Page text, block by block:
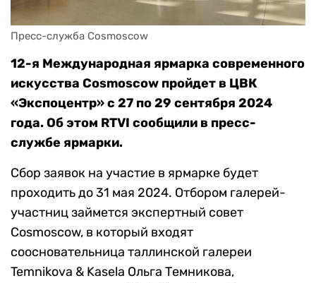
Пресс-служба Cosmoscow
12-я Международная ярмарка современного
искусства Cosmoscow пройдет в ЦВК
«Экспоцентр» с 27 по 29 сентября 2024
года. Об этом RTVI сообщили в пресс-
службе ярмарки.
Сбор заявок на участие в ярмарке будет
проходить до 31 мая 2024. Отбором галерей-
участниц займется экспертный совет
Cosmoscow, в который входят
соосновательница таллинской галереи
Temnikova & Kasela Ольга Темникова,